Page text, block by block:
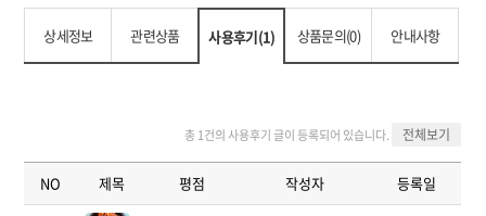
상세정보 관련상품 사용후기(1) 상품문의(0) 안내사항